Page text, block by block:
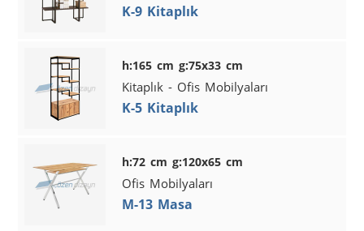
K-9 Kitaplık
h:165 cm g:75x33 cm
Kitaplık - Ofis Mobilyaları
K-5 Kitaplık
h:72 cm g:120x65 cm
Ofis Mobilyaları
M-13 Masa